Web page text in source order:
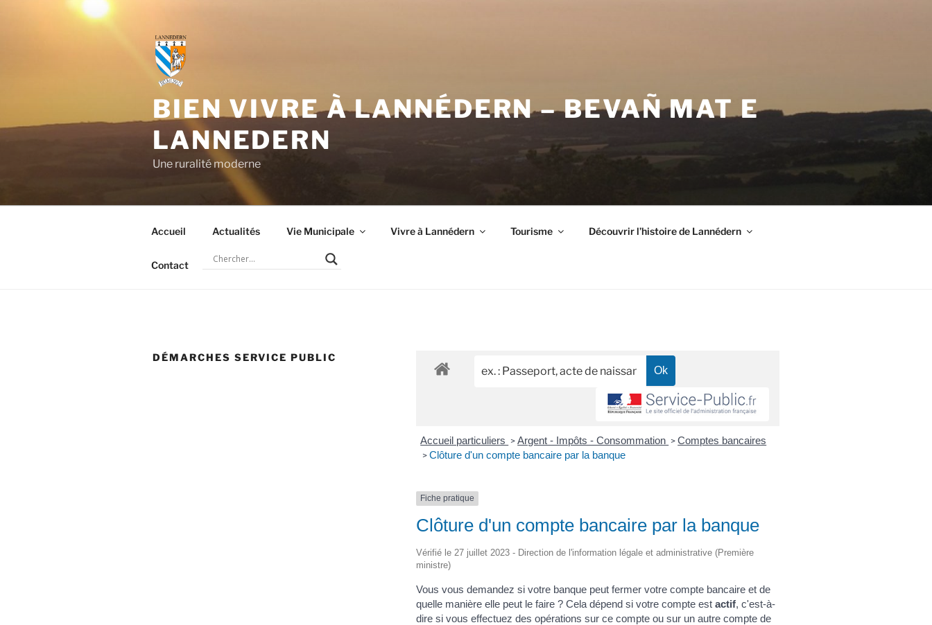
BIEN VIVRE À LANNÉDERN – BEVAÑ MAT E
LANNEDERN
Une ruralité moderne
Accueil Actualités Vie Municipale Vivre à Lannédern Tourisme Découvrir l’histoire de Lannédern
Contact
DÉMARCHES SERVICE PUBLIC
Accueil particuliers >Argent - Impôts - Consommation >Comptes bancaires
>Clôture d'un compte bancaire par la banque
Fiche pratique
Clôture d'un compte bancaire par la banque
Vérifié le 27 juillet 2023 - Direction de l'information légale et administrative (Première
ministre)
Vous vous demandez si votre banque peut fermer votre compte bancaire et de
quelle manière elle peut le faire ? Cela dépend si votre compte est actif, c'est-à-
dire si vous effectuez des opérations sur ce compte ou sur un autre compte de